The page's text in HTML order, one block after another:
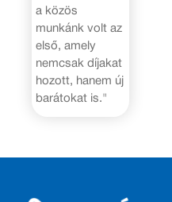
a közös
munkánk volt az
első, amely
nemcsak díjakat
hozott, hanem új
barátokat is."